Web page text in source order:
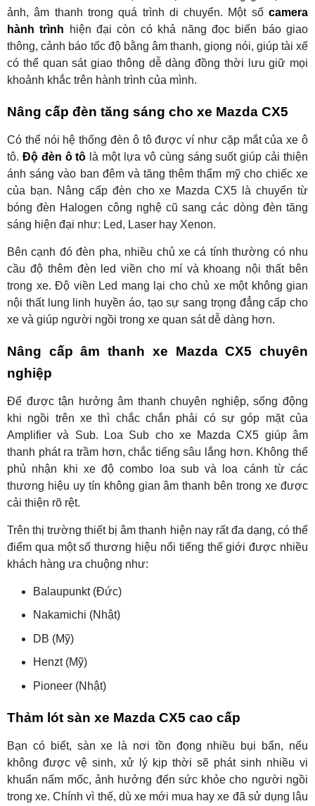
ảnh, âm thanh trong quá trình di chuyển. Một số camera
hành trình hiện đại còn có khả năng đọc biến báo giao
thông, cảnh báo tốc độ bằng âm thanh, giọng nói, giúp tài xế
có thể quan sát giao thông dễ dàng đồng thời lưu giữ mọi
khoảnh khắc trên hành trình của mình.
Nâng cấp đèn tăng sáng cho xe Mazda CX5
Có thể nói hệ thống đèn ô tô được ví như cặp mắt của xe ô
tô. Độ đèn ô tô là một lựa vô cùng sáng suốt giúp cải thiện
ánh sáng vào ban đêm và tăng thêm thẩm mỹ cho chiếc xe
của bạn. Nâng cấp đèn cho xe Mazda CX5 là chuyển từ
bóng đèn Halogen công nghệ cũ sang các dòng đèn tăng
sáng hiện đại như: Led, Laser hay Xenon.
Bên cạnh đó đèn pha, nhiều chủ xe cá tính thường có nhu
cầu độ thêm đèn led viền cho mí và khoang nội thất bên
trong xe. Độ viền Led mang lại cho chủ xe một không gian
nội thất lung linh huyền áo, tạo sự sang trọng đẳng cấp cho
xe và giúp người ngồi trong xe quan sát dễ dàng hơn.
Nâng cấp âm thanh xe Mazda CX5 chuyên
nghiệp
Để được tận hưởng âm thanh chuyên nghiệp, sống động
khi ngồi trên xe thì chắc chắn phải có sự góp mặt của
Amplifier và Sub. Loa Sub cho xe Mazda CX5 giúp âm
thanh phát ra trầm hơn, chắc tiếng sâu lắng hơn. Không thể
phủ nhận khi xe độ combo loa sub và loa cánh từ các
thương hiệu uy tín không gian âm thanh bên trong xe được
cải thiện rõ rệt.
Trên thị trường thiết bị âm thanh hiện nay rất đa dạng, có thể
điểm qua một số thương hiệu nổi tiếng thế giới được nhiều
khách hàng ưa chuộng như:
Balaupunkt (Đức)
Nakamichi (Nhật)
DB (Mỹ)
Henzt (Mỹ)
Pioneer (Nhật)
Thảm lót sàn xe Mazda CX5 cao cấp
Bạn có biết, sàn xe là nơi tồn đọng nhiều bụi bẩn, nếu
không được vệ sinh, xử lý kịp thời sẽ phát sinh nhiều vi
khuẩn nấm mốc, ảnh hưởng đến sức khỏe cho người ngồi
trong xe. Chính vì thế, dù xe mới mua hay xe đã sử dụng lâu